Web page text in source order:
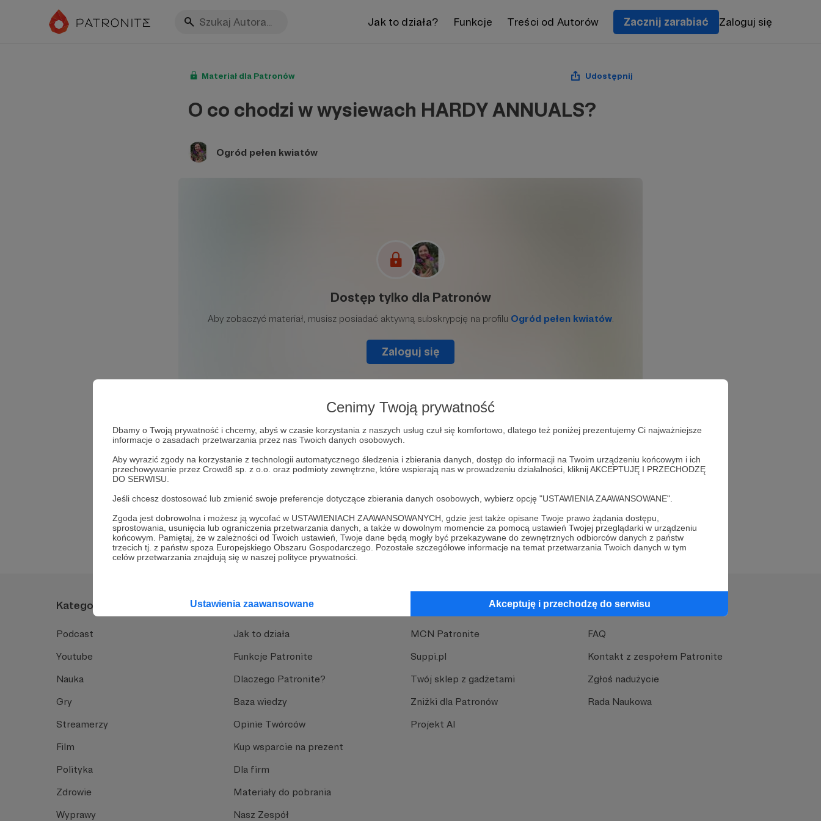
Cenimy Twoją prywatność
Dbamy o Twoją prywatność i chcemy, abyś w czasie korzystania z naszych usług czuł się komfortowo, dlatego też poniżej prezentujemy Ci najważniejsze
informacje o zasadach przetwarzania przez nas Twoich danych osobowych.
Aby wyrazić zgody na korzystanie z technologii automatycznego śledzenia i zbierania danych, dostęp do informacji na Twoim urządzeniu końcowym i ich
przechowywanie przez Crowd8 sp. z o.o. oraz podmioty zewnętrzne, które wspierają nas w prowadzeniu działalności, kliknij AKCEPTUJĘ I PRZECHODZĘ
DO SERWISU.
Jeśli chcesz dostosować lub zmienić swoje preferencje dotyczące zbierania danych osobowych, wybierz opcję "USTAWIENIA ZAAWANSOWANE".
Zgoda jest dobrowolna i możesz ją wycofać w USTAWIENIACH ZAAWANSOWANYCH, gdzie jest także opisane Twoje prawo żądania dostępu,
sprostowania, usunięcia lub ograniczenia przetwarzania danych, a także w dowolnym momencie za pomocą ustawień Twojej przeglądarki w urządzeniu
końcowym. Pamiętaj, że w zależności od Twoich ustawień, Twoje dane będą mogły być przekazywane do zewnętrznych odbiorców danych z państw
trzecich tj. z państw spoza Europejskiego Obszaru Gospodarczego. Pozostałe szczegółowe informacje na temat przetwarzania Twoich danych w tym
celów przetwarzania znajdują się w naszej polityce prywatności.
Ustawienia zaawansowane Akceptuję i przechodzę do serwisu
Jak to działa? Funkcje Treści od Autorów Zacznij zarabiać Zaloguj się
Materiał dla Patronów Udostępnij
O co chodzi w wysiewach HARDY ANNUALS?
Ogród pełen kwiatów
2
Przedstawiam teorię na temat kwiatów jednorocznych odpornych na mróz. Zapraszam!
Komentarze
Brak komentarzy...
Kategorie
Podcast
Youtube
Nauka
Gry
Streamerzy
Film
Polityka
Zdrowie
Wyprawy
O Patronite
Jak to działa
Funkcje Patronite
Dlaczego Patronite?
Baza wiedzy
Opinie Twórców
Kup wsparcie na prezent
Dla firm
Materiały do pobrania
Nasz Zespół
Dodatkowe produkty
MCN Patronite
Suppi.pl
Twój sklep z gadżetami
Zniżki dla Patronów
Projekt AI
Pomoc
FAQ
Kontakt z zespołem Patronite
Zgłoś nadużycie
Rada Naukowa